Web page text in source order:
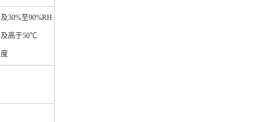
30%至90%RH
高于50℃